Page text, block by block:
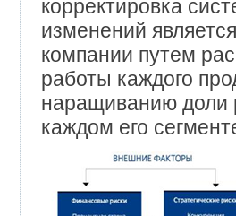
корректировка
изменений
компании путем
работы каждого
наращиванию доли
каждом его